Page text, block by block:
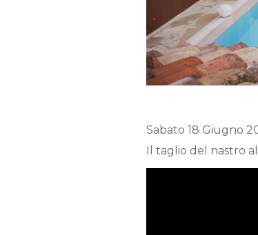
Sabato 18 Giugno
Il taglio del nastro